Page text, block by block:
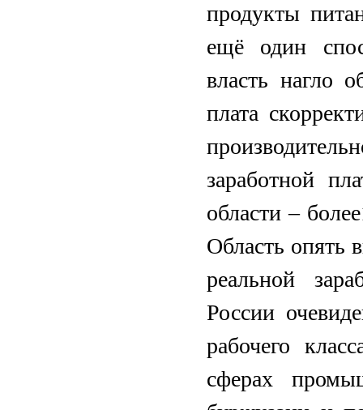
продукты
ещё один
власть нагло
плата
заработной
области –
Область опять
реальной
России
рабочего
сферах